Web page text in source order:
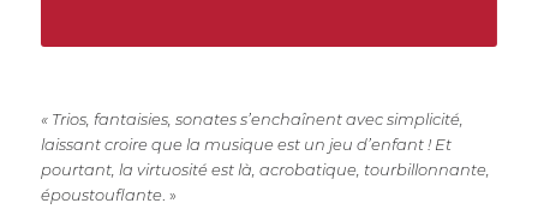
« Trios, fantaisies, sonates s’enchaînent avec simplicité,
laissant croire que la musique est un jeu d’enfant ! Et
pourtant, la virtuosité est là, acrobatique, tourbillonnante,
époustouflante. »